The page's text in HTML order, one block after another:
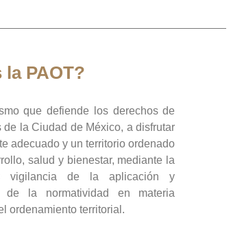
la PAOT?
que defiende los derechos de
de la Ciudad de México, a disfrutar
adecuado y un territorio ordenado
salud y bienestar, mediante la
vigilancia de la aplicación y
de la normatividad en materia
ordenamiento territorial.